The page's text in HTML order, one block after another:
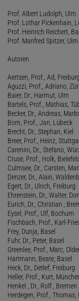
Prof. Albert Ludolph, Ulm
Prof. Lothar Pickenhain,
Prof. Heinrich Reichert,
Prof. Manfred Spitzer, Ulm
Autoren
Aertsen, Prof., Ad, Freiburg
Aguzzi, Prof., Adriano,
Baier, Dr., Harmut, Ulm
Bartels, Prof., Mathias,
Becker, Dr., Andreas,
Born, Prof., Jan, Lübeck
Brecht, Dr., Stephan, Kiel
Breer, Prof., Heinz,
Carenini, Dr., Stefano,
Cruse, Prof., Holk,
Culmsee, Dr., Carsten,
Denzer, Dr., Alain,
Egert, Dr., Ulrich, Freiburg
Ehrenstein, Dr., Walter,
Eurich, Dr., Christian ,
Eysel, Prof., Ulf, Bochum
Fischbach, Prof., Karl-
Frey, Dunja, Basel
Fuhr, Dr., Peter, Basel
Greenlee, Prof., Marc,
Hartmann, Beate, Basel
Heck, Dr., Detlef, Freiburg
Heller, Prof., Kurt,
Henkel , Dr., Rolf , Bremen
Herdegen, Prof., Thomas,